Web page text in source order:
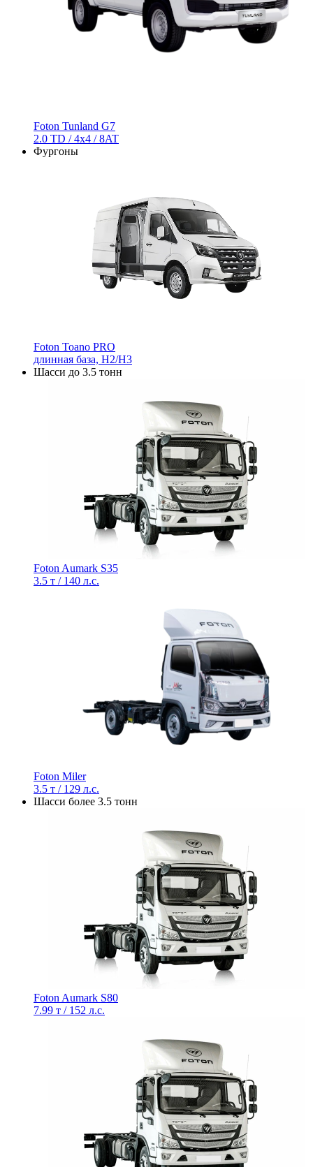
Foton Tunland G7
2.0 TD / 4х4 / 8AT
Фургоны
Foton Toano PRO
длинная база, H2/H3
Шасси до 3.5 тонн
Foton Aumark S35
3.5 т / 140 л.с.
Foton Miler
3.5 т / 129 л.с.
Шасси более 3.5 тонн
Foton Aumark S80
7.99 т / 152 л.с.